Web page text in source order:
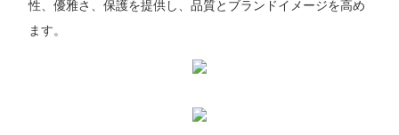
性、優雅さ、保護を提供し、品質とブランドイメージを高め
ます。